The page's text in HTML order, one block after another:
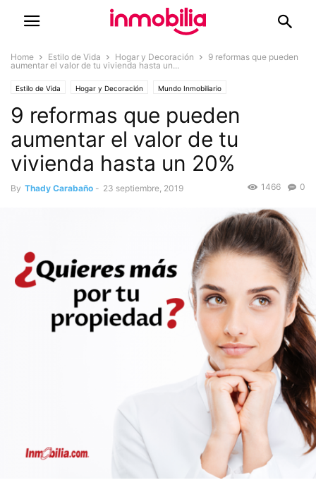
Home Estilo de Vida Hogar y Decoración
9 reformas que pueden
aumentar el valor de tu vivienda hasta un...
Estilo de Vida Hogar y Decoración Mundo Inmobiliario
Inmuebles y Dinero
9 reformas que pueden
aumentar el valor de tu
vivienda hasta un 20%
By Thady Carabaño - 23 septiembre, 2019 0
1466